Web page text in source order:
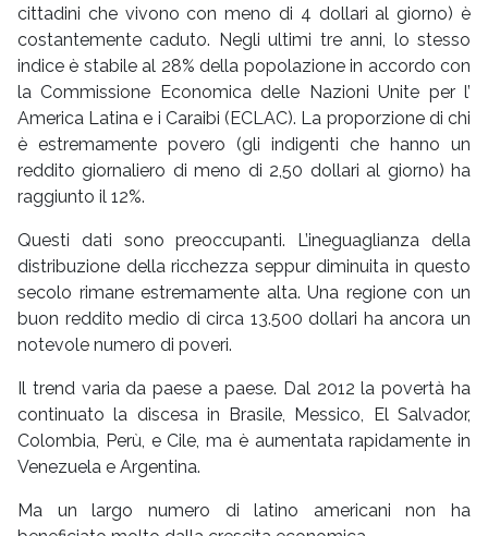
cittadini che vivono con meno di 4 dollari al giorno) è
costantemente caduto. Negli ultimi tre anni, lo stesso
indice è stabile al 28% della popolazione in accordo con
la Commissione Economica delle Nazioni Unite per l’
America Latina e i Caraibi (ECLAC). La proporzione di chi
è estremamente povero (gli indigenti che hanno un
reddito giornaliero di meno di 2,50 dollari al giorno) ha
raggiunto il 12%.
Questi dati sono preoccupanti. L’ineguaglianza della
distribuzione della ricchezza seppur diminuita in questo
secolo rimane estremamente alta. Una regione con un
buon reddito medio di circa 13.500 dollari ha ancora un
notevole numero di poveri.
Il trend varia da paese a paese. Dal 2012 la povertà ha
continuato la discesa in Brasile, Messico, El Salvador,
Colombia, Perù, e Cile, ma è aumentata rapidamente in
Venezuela e Argentina.
Ma un largo numero di latino americani non ha